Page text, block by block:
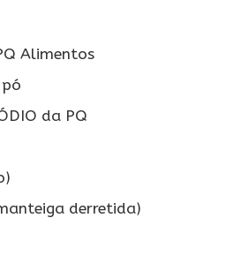
Alimentos
da PQ
derretida)